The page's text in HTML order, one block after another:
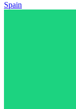
Spain